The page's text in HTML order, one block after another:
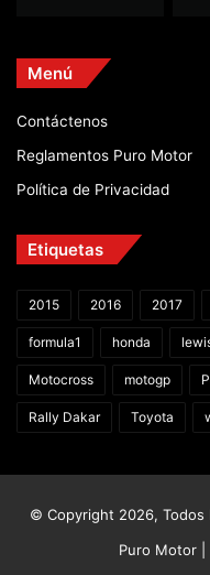
Menú
Contáctenos
Reglamentos Puro Motor
Política de Privacidad
Etiquetas
2015 2016 2017
formula1 honda
Motocross motogp
Rally Dakar Toyota
© Copyright 2026,
Puro Motor